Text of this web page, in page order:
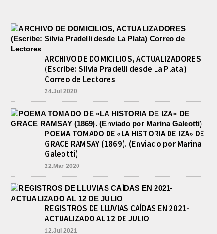
ARCHIVO DE DOMICILIOS, ACTUALIZADORES
(Escribe: Silvia Pradelli desde La Plata)
Correo de Lectores
24.Jul 2020
POEMA TOMADO DE «LA HISTORIA DE IZA» DE
GRACE RAMSAY (1869). (Enviado por Marina
Galeotti)
22.Mar 2020
REGISTROS DE LLUVIAS CAÍDAS EN 2021-
ACTUALIZADO AL 12 DE JULIO
12.Jul 2021